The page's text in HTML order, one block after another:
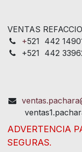
VENTAS
+521 442
+521 442
ADVERTENCIA
SEGURAS.